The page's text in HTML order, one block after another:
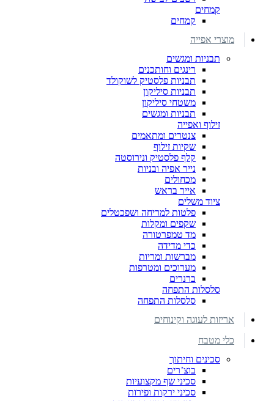
קמחים
קמחים
מוצרי אפייה
תבניות ומגשים
רינגים וחותכנים
תבניות פלסטיק לשוקולד
תבניות סיליקון
משטחי סיליקון
תבניות ומגשים
זילוף ואפייה
צנטרים ומתאמים
שקיות זילוף
קלף פלסטיק ונירוסטה
נייר אפיה ובניות
מכחולים
אייר בראש
ציוד משלים
פלטות למריחה ושפכטלים
שקפים ומקלות
מד טמפרטורה
כדי מדידה
מברשות ומריות
מערוכים ומטרפות
ברנרים
סלסלות התפחה
סלסלות התפחה
אריזות לעוגה וקינוחים
כלי מטבח
סכינים וחיתוך
בוצ’רים
סכיני שף מקצועיות
סכיני ירקות ופירות